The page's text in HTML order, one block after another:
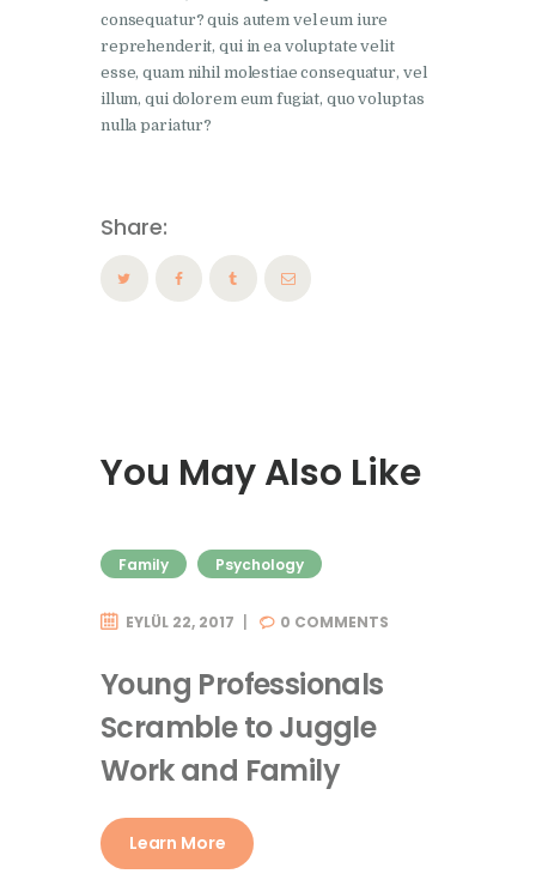
consequatur? quis autem vel eum iure
reprehenderit, qui in ea voluptate velit
esse, quam nihil molestiae consequatur, vel
illum, qui dolorem eum fugiat, quo voluptas
nulla pariatur?
Share:
You May Also Like
Family Psychology
EYLÜL 22, 2017 0 COMMENTS
Young Professionals
Scramble to Juggle
Work and Family
Learn More